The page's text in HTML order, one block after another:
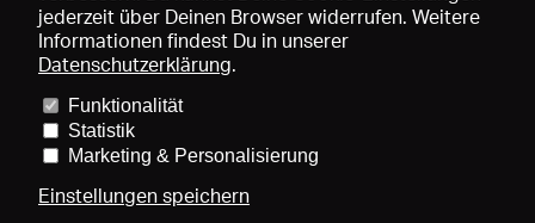
Preise und Mitgliedschaften
Mediadaten
Über uns Impressum
jederzeit über Deinen Browser widerrufen. Weitere
Informationen findest Du in unserer
Datenschutzerklärung.
Funktionalität
Statistik
Marketing & Personalisierung
Einstellungen speichern